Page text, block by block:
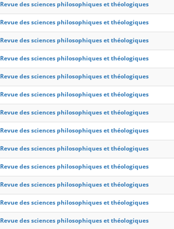
Revue des sciences philosophiques et théologiques
Revue des sciences philosophiques et théologiques
Revue des sciences philosophiques et théologiques
Revue des sciences philosophiques et théologiques
Revue des sciences philosophiques et théologiques
Revue des sciences philosophiques et théologiques
Revue des sciences philosophiques et théologiques
Revue des sciences philosophiques et théologiques
Revue des sciences philosophiques et théologiques
Revue des sciences philosophiques et théologiques
Revue des sciences philosophiques et théologiques
Revue des sciences philosophiques et théologiques
Revue des sciences philosophiques et théologiques